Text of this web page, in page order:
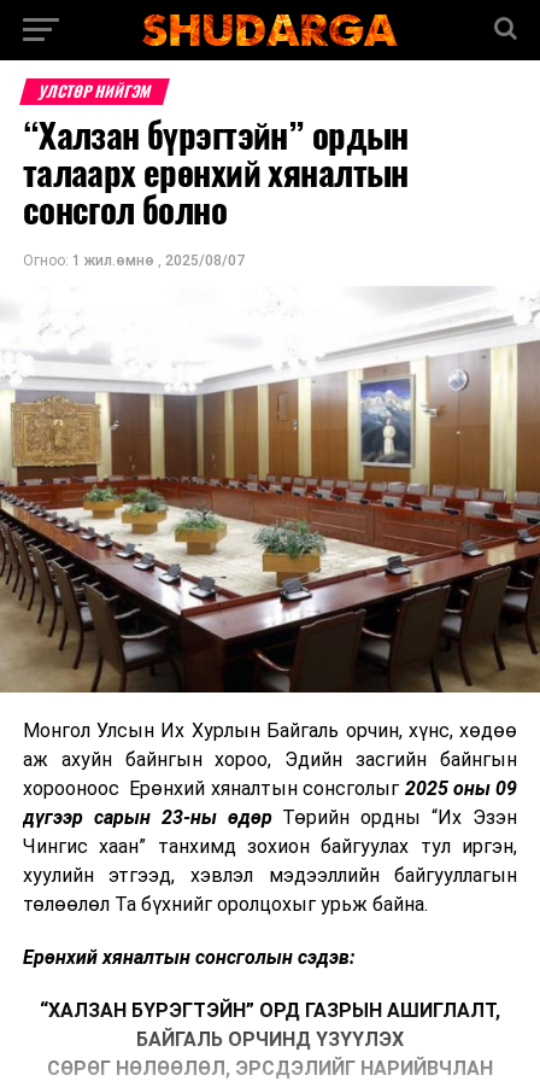
УЛСТӨР НИЙГЭМ
“Халзан бүрэгтэйн” ордын
талаарх ерөнхий хяналтын
сонсгол болно
Огноо: 1 жил.өмнө , 2025/08/07
Монгол Улсын Их Хурлын Байгаль орчин, хүнс, хөдөө
аж ахуйн байнгын хороо, Эдийн засгийн байнгын
хорооноос Ерөнхий хяналтын сонсголыг 2025 оны 09
дүгээр сарын 23-ны өдөрТөрийн ордны “Их Эзэн
Чингис хаан” танхимд зохион байгуулах тул иргэн,
хуулийн этгээд, хэвлэл мэдээллийн байгууллагын
төлөөлөл Та бүхнийг оролцохыг урьж байна.
Ерөнхий хяналтын сонсголын сэдэв:
“ХАЛЗАН БҮРЭГТЭЙН” ОРД ГАЗРЫН АШИГЛАЛТ,
БАЙГАЛЬ ОРЧИНД ҮЗҮҮЛЭХ
СӨРӨГ НӨЛӨӨЛӨЛ, ЭРСДЭЛИЙГ НАРИЙВЧЛАН